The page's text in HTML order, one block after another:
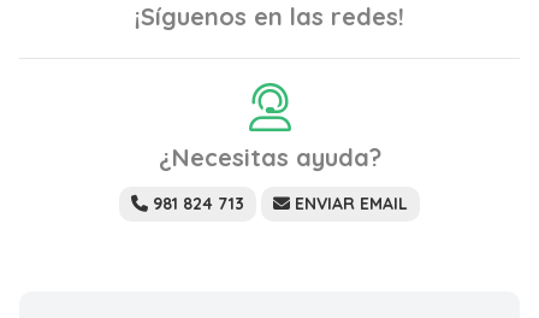
¡Síguenos en las redes!
¿Necesitas ayuda?
981 824 713 ENVIAR EMAIL